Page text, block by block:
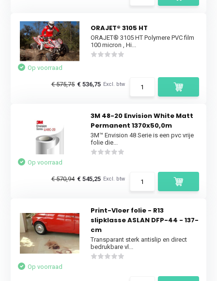
ORAJET® 3105 HT
ORAJET® 3105 HT Polymere PVC film
100 micron , Hi...
Op voorraad
€ 575,75 € 536,75 Excl. btw
3M 48-20 Envision White Matt
Permanent 1370x50,0m
3M™ Envision 48 Serie is een pvc vrije
folie die...
Op voorraad
€ 570,94 € 545,25 Excl. btw
Print-Vloer folie - R13
slipklasse ASLAN DFP-44 - 137-
cm
Transparant sterk antislip en direct
bedrukbare vl...
Op voorraad